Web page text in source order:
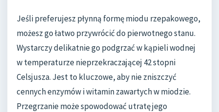
Jeśli preferujesz płynną formę miodu rzepakowego,
możesz go łatwo przywrócić do pierwotnego stanu.
Wystarczy delikatnie go podgrzać w kąpieli wodnej
w temperaturze nieprzekraczającej 42 stopni
Celsjusza. Jest to kluczowe, aby nie zniszczyć
cennych enzymów i witamin zawartych w miodzie.
Przegrzanie może spowodować utratę jego